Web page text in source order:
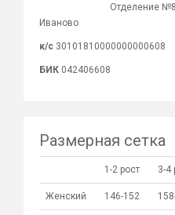
Отделение
Иваново
к/с 30101810000000000608
БИК 042406608
Размерная сетка
1-2 рост 3-4
Женский 146-152